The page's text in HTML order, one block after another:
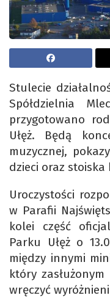
Stulecie
Spółdzielnia
przygotowano
Ułęż. Będą
muzycznej,
dzieci oraz
Uroczystości
w Parafii
kolei część
Parku Ułęż o
między innymi
który
wręczyć